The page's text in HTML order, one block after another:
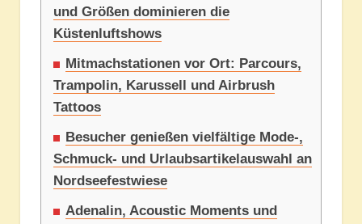
und Größen dominieren die
Küstenluftshows
Mitmachstationen vor Ort: Parcours,
Trampolin, Karussell und Airbrush
Tattoos
Besucher genießen vielfältige Mode-,
Schmuck- und Urlaubsartikelauswahl an
Nordseefestwiese
Adenalin, Acoustic Moments und